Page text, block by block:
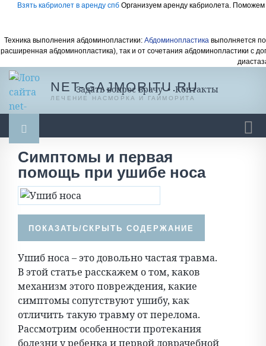
Взять кабриолет в аренду спб Организуем аренду кабриолета.
Техника выполнения абдоминопластики: Абдоминопластикавыполняется
расширенная абдоминопластика), так и от сочетания абдоминопластики с
NET-GAJMORITU.RU
ЛЕЧЕНИЕ НАСМОРКА И ГАЙМОРИТА
Задать вопрос врачу•Контакты
Гайморит Насморк Насморк у ребенка
Ингаляции Масло, мази, бальзамы
Промывание носа Спреи и капли
Симптомы и первая
помощь при ушибе носа
Ушиб носа – это довольно частая травма.
В этой статье расскажем о том, каков
механизм этого повреждения, какие
симптомы сопутствуют ушибу, как
отличить такую травму от перелома.
Рассмотрим особенности протекания
болезни у ребенка и первой доврачебной